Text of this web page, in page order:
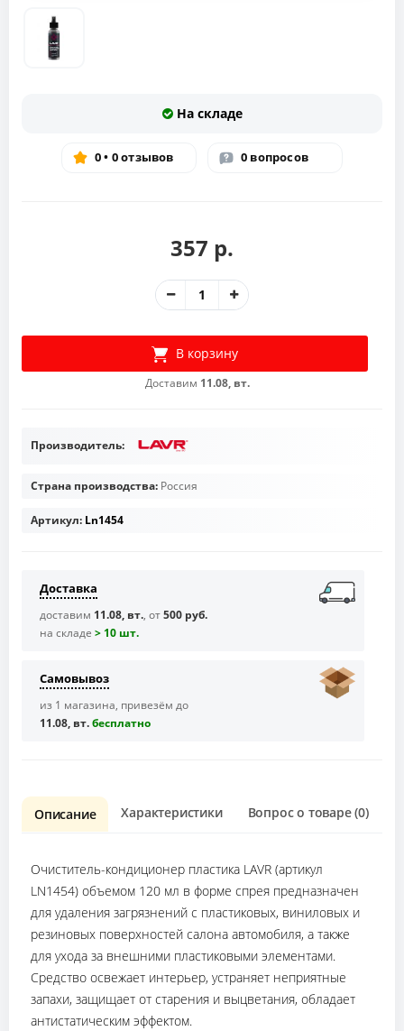
На складе
0 • 0 отзывов 0 вопросов
357 р.
В корзину
Доставим 11.08, вт.
Производитель:
Страна производства: Россия
Артикул: Ln1454
Доставка
доставим 11.08, вт., от500 руб.
на складе > 10 шт.
Самовывоз
из 1 магазина, привезём до
11.08, вт.бесплaтно
Описание Характеристики Вопрос о товаре (0)
Очиститель-кондиционер пластика LAVR (артикул
LN1454) объемом 120 мл в форме спрея предназначен
для удаления загрязнений с пластиковых, виниловых и
резиновых поверхностей салона автомобиля, а также
для ухода за внешними пластиковыми элементами.
Средство освежает интерьер, устраняет неприятные
запахи, защищает от старения и выцветания, обладает
антистатическим эффектом.